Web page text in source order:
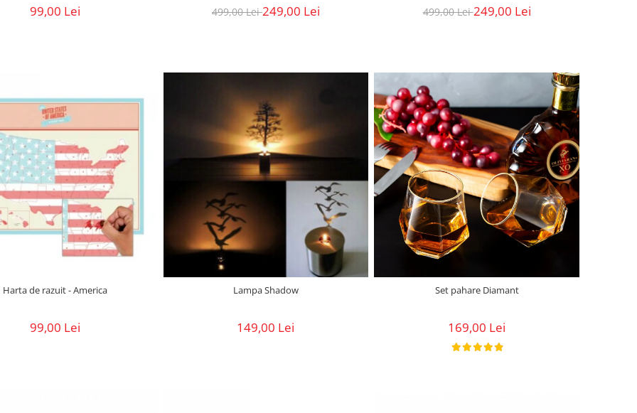
99,00 Lei 499,00 Lei249,00 Lei 499,00 Lei249,00 Lei
Harta de razuit - America
99,00 Lei
Lampa Shadow
149,00 Lei
Set pahare Diamant
169,00 Lei